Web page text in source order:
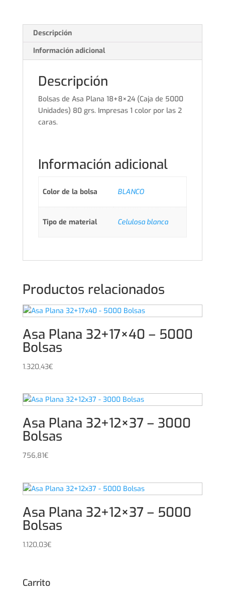
Descripción
Información adicional
Descripción
Bolsas de Asa Plana 18+8×24 (Caja de 5000
Unidades) 80 grs. Impresas 1 color por las 2
caras.
Información adicional
Color de la bolsa BLANCO
Tipo de material Celulosa blanca
Productos relacionados
Asa Plana 32+17×40 – 5000
Bolsas
1.320,43€
Asa Plana 32+12×37 – 3000
Bolsas
756,81€
Asa Plana 32+12×37 – 5000
Bolsas
1.120,03€
Carrito